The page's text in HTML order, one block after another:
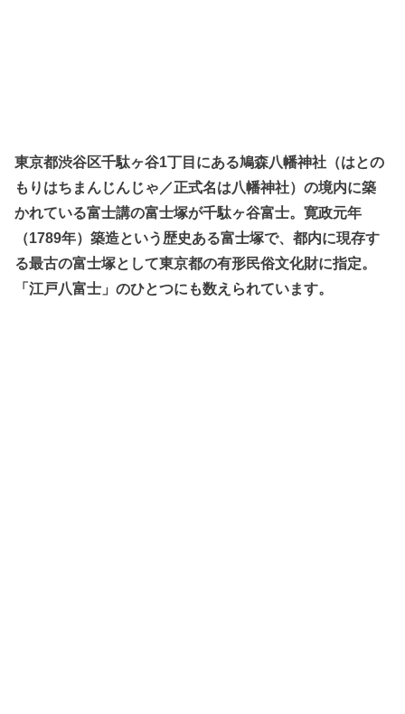
東京都渋谷区千駄ヶ谷1丁目にある鳩森八幡神社（はとの
もりはちまんじんじゃ／正式名は八幡神社）の境内に築
かれている富士講の富士塚が千駄ヶ谷富士。寛政元年
（1789年）築造という歴史ある富士塚で、都内に現存す
る最古の富士塚として東京都の有形民俗文化財に指定。
「江戸八富士」のひとつにも数えられています。